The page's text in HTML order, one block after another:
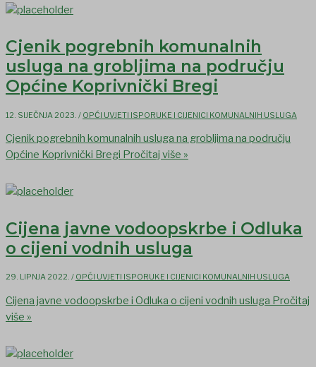
Cjenik pogrebnih komunalnih
usluga na grobljima na području
Općine Koprivnički Bregi
12. SIJEČNJA 2023. / OPĆI UVJETI ISPORUKE I CIJENICI KOMUNALNIH USLUGA
Cjenik pogrebnih komunalnih usluga na grobljima na području
Općine Koprivnički Bregi Pročitaj više »
Cijena javne vodoopskrbe i Odluka
o cijeni vodnih usluga
29. LIPNJA 2022. / OPĆI UVJETI ISPORUKE I CIJENICI KOMUNALNIH USLUGA
Cijena javne vodoopskrbe i Odluka o cijeni vodnih usluga Pročitaj
više »